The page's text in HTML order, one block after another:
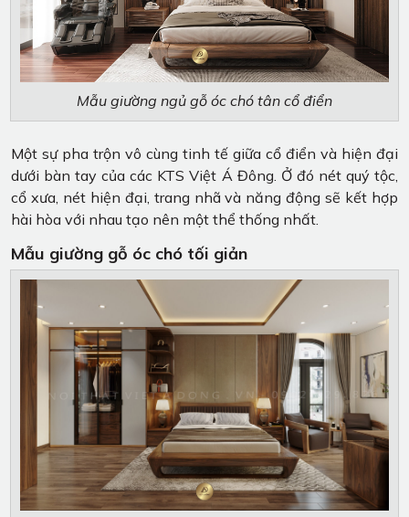
Mẫu giường ngủ gỗ óc chó tân cổ điển
Một sự pha trộn vô cùng tinh tế giữa cổ điển và hiện đại
dưới bàn tay của các KTS Việt Á Đông. Ở đó nét quý tộc,
cổ xưa, nét hiện đại, trang nhã và năng động sẽ kết hợp
hài hòa với nhau tạo nên một thể thống nhất.
Mẫu giường gỗ óc chó tối giản